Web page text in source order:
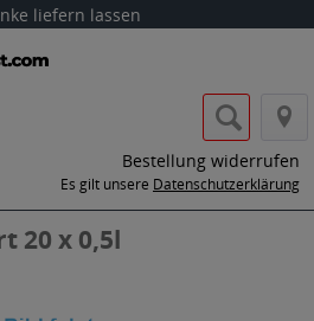
liefern lassen
Bestellung widerrufen
Es gilt unsere Datenschutzerklärung
20 x 0,5l